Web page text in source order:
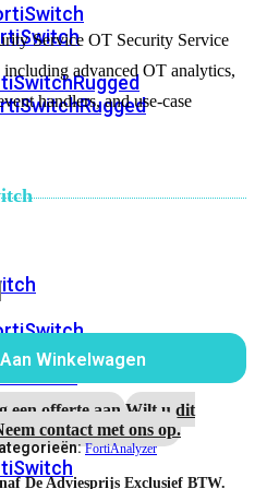
Service OT Security Service
advanced OT analytics,
handlers, and use-case
Winkelwagen
een offerte aan.Wilt u dit
contact met ons op.
FortiAnalyzer
De Adviesprijs Exclusief BTW.